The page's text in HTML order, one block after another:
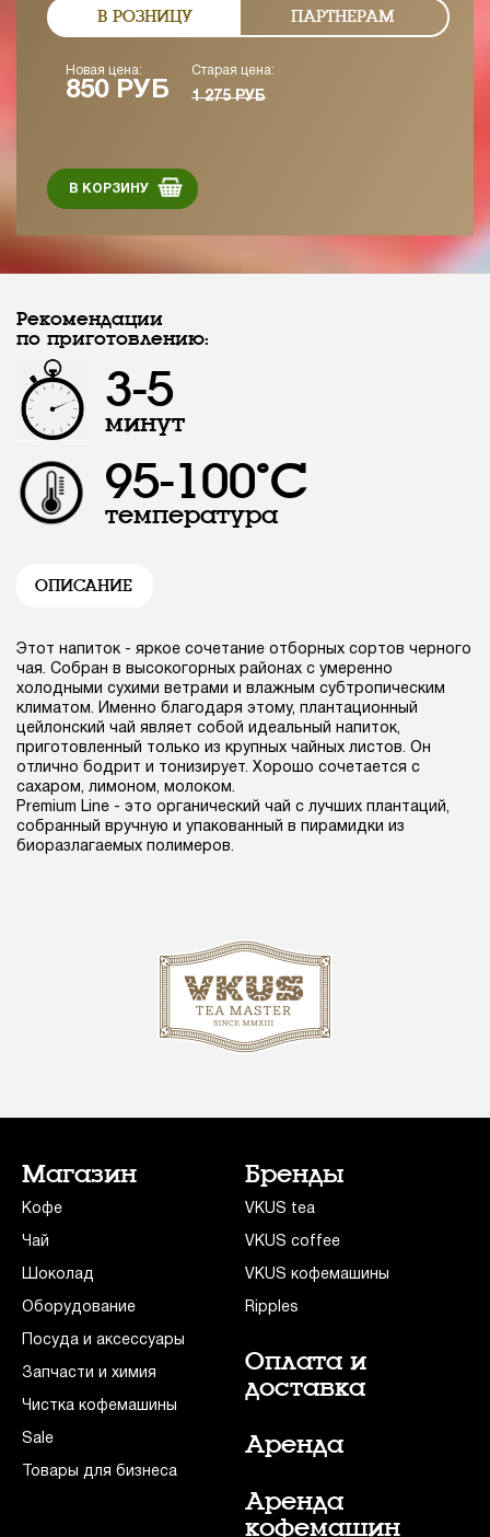
В РОЗНИЦУ ПАРТНЕРАМ
Новая цена:
850 РУБ
Старая цена:
1 275 РУБ
В КОРЗИНУ
Рекомендации
по приготовлению:
3-5
минут
95-100°С
температура
ОПИСАНИЕ
Этот напиток - яркое сочетание отборных сортов черного
чая. Собран в высокогорных районах с умеренно
холодными сухими ветрами и влажным субтропическим
климатом. Именно благодаря этому, плантационный
цейлонский чай являет собой идеальный напиток,
приготовленный только из крупных чайных листов. Он
отлично бодрит и тонизирует. Хорошо сочетается с
сахаром, лимоном, молоком.
Premium Line - это органический чай с лучших плантаций,
собранный вручную и упакованный в пирамидки из
биоразлагаемых полимеров.
Магазин
Кофе
Чай
Шоколад
Оборудование
Посуда и аксессуары
Запчасти и химия
Чистка кофемашины
Sale
Товары для бизнеса
Бренды
VKUS tea
VKUS coffee
VKUS кофемашины
Ripples
Оплата и
доставка
Аренда
Аренда
кофемашин